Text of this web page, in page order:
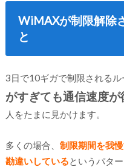
WiMAXが制限解除
と
3日で10ギガで制限されるル
がすぎても通信速度が
人をたまに見かけます。
多くの場合、 制限期間を我
勘違いしているというパタ